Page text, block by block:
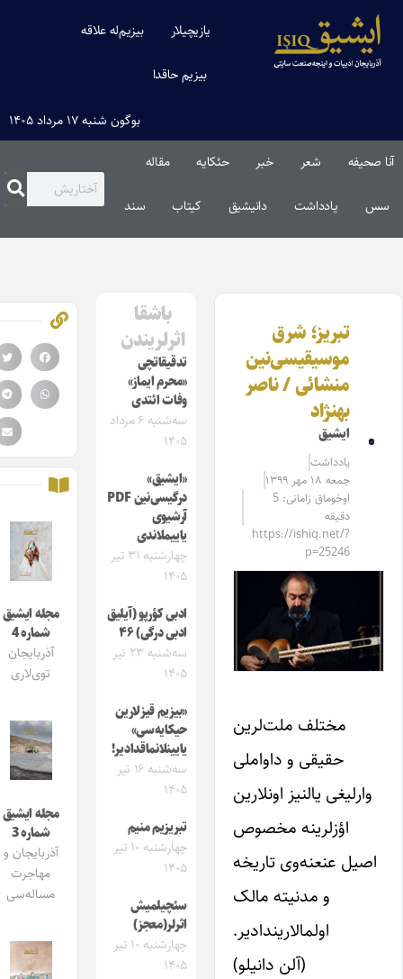
یازیچیلار بیزیم‌له علاقه
بیزیم حاقدا
بوگون شنبه ۱۷ مرداد ۱۴۰۵
صحیفه شعر خبر حئکایه مقاله‌
یادداشت دانیشیق کیتاب سند
تبریز؛ شرق
موسیقیسی‌نین
منشائی / ناصر
بهنژاد
ایشیق
یادداشت
جمعه ۱۸ مهر ۱۳۹۹
اوخوماق زامانی: 5
دقیقه
https://ishiq.net/?
p=25246
مختلف ملت‌لرین
حقیقی و داواملی
وارلیغی یالنیز اونلارین
اؤزلرینه مخصوص
اصیل عنعنه‌وی تاریخه
و مدنیته مالک
اولمالاریندادیر.
(آلن دانیلو)
باشقا
اثرلریندن
تدقیقاتچی
«محرم ایماز»
وفات ائتدی
سه‌شنبه ۶ مرداد
۱۴۰۵
«ایشیق»
درگیسی‌نین PDF
آرشیوی
یاییملاندی
چهارشنبه ۳۱ تیر
۱۴۰۵
ادبی کؤرپو (آیلیق
ادبی درگی) ۴۶
سه‌شنبه ۲۳ تیر
۱۴۰۵
«بیزیم قیزلارین
حیکایه‌سی»
یایینلانماقدادیر!
سه‌شنبه ۱۶ تیر
۱۴۰۵
تبریزیم منیم
چهارشنبه ۱۰ تیر
۱۴۰۵
سئچیلمیش
اثرلر(معجز)
چهارشنبه ۱۰ تیر
۱۴۰۵
مجله ایشیق
شماره 4
آذربایجان
توی‌لاری
مجله ایشیق
شماره 3
آذربایجان و
مهاجرت
مساله‌سی